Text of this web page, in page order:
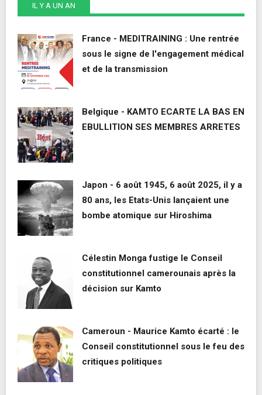
IL Y A UN AN
France - MEDITRAINING : Une rentrée
sous le signe de l'engagement médical
et de la transmission
Belgique - KAMTO ECARTE LA BAS EN
EBULLITION SES MEMBRES ARRETES
Japon - 6 août 1945, 6 août 2025, il y a
80 ans, les Etats-Unis lançaient une
bombe atomique sur Hiroshima
Célestin Monga fustige le Conseil
constitutionnel camerounais après la
décision sur Kamto
Cameroun - Maurice Kamto écarté : le
Conseil constitutionnel sous le feu des
critiques politiques